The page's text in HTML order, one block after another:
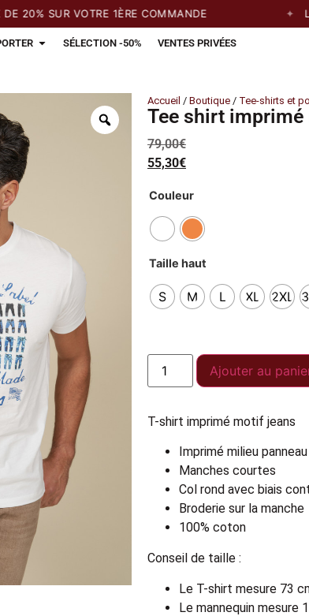
SUR VOTRE 1ÈRE COMMANDE
SÉLECTION -50% VENTES PRIVÉES
Accueil / Boutique / Tee-shirts et
Tee shirt imprimé
79,00€
55,30€
Couleur
Taille haut
S M L XL 2XL
Ajouter au
T-shirt imprimé motif jeans
Imprimé milieu
Manches courtes
Col rond avec biais
Broderie sur la manche
100% coton
Conseil de taille :
Le T-shirt mesure 73
Le mannequin mesure